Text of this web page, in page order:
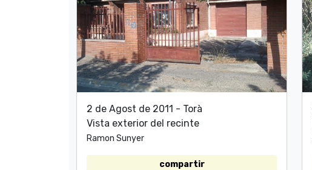
2 de Agost de 2011 - Torà
Vista exterior del recinte
Ramon Sunyer
compartir